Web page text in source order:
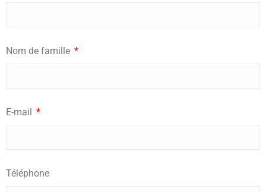
Nom de famille
E-mail
Téléphone